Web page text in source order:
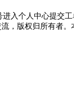
入个人中心提交工
，版权归所有者